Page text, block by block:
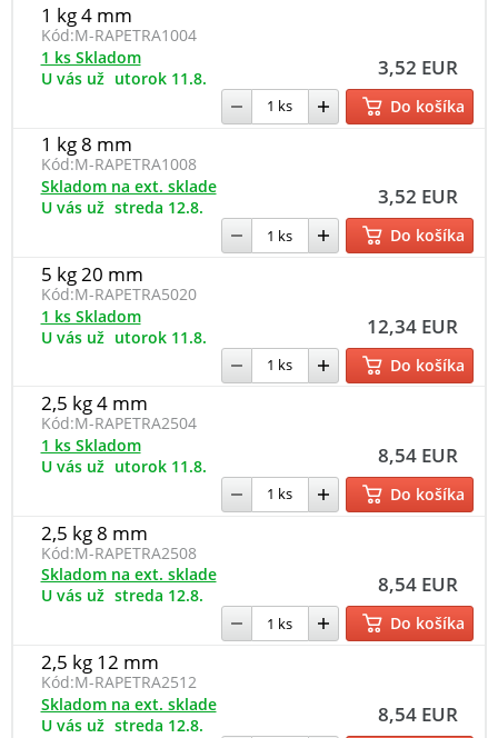
1 kg 4 mm
Kód:M-RAPETRA1004
3,52 EUR
1 ks Skladom
U vás už utorok 11.8.
Do košíka
1 kg 8 mm
Kód:M-RAPETRA1008
3,52 EUR
Skladom na ext. sklade
U vás už streda 12.8.
Do košíka
5 kg 20 mm
Kód:M-RAPETRA5020
12,34 EUR
1 ks Skladom
U vás už utorok 11.8.
Do košíka
2,5 kg 4 mm
Kód:M-RAPETRA2504
8,54 EUR
1 ks Skladom
U vás už utorok 11.8.
Do košíka
2,5 kg 8 mm
Kód:M-RAPETRA2508
8,54 EUR
Skladom na ext. sklade
U vás už streda 12.8.
Do košíka
2,5 kg 12 mm
Kód:M-RAPETRA2512
8,54 EUR
Skladom na ext. sklade
U vás už streda 12.8.